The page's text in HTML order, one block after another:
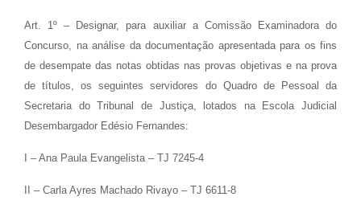
Art. 1º – Designar, para auxiliar a Comissão Examinadora do
Concurso, na análise da documentação apresentada para os fins
de desempate das notas obtidas nas provas objetivas e na prova
de títulos, os seguintes servidores do Quadro de Pessoal da
Secretaria do Tribunal de Justiça, lotados na Escola Judicial
Desembargador Edésio Fernandes:
I – Ana Paula Evangelista – TJ 7245-4
II – Carla Ayres Machado Rivayo – TJ 6611-8